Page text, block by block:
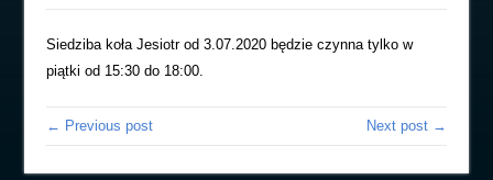
Siedziba koła Jesiotr od 3.07.2020 będzie czynna tylko w
piątki od 15:30 do 18:00.
← Previous post Next post →